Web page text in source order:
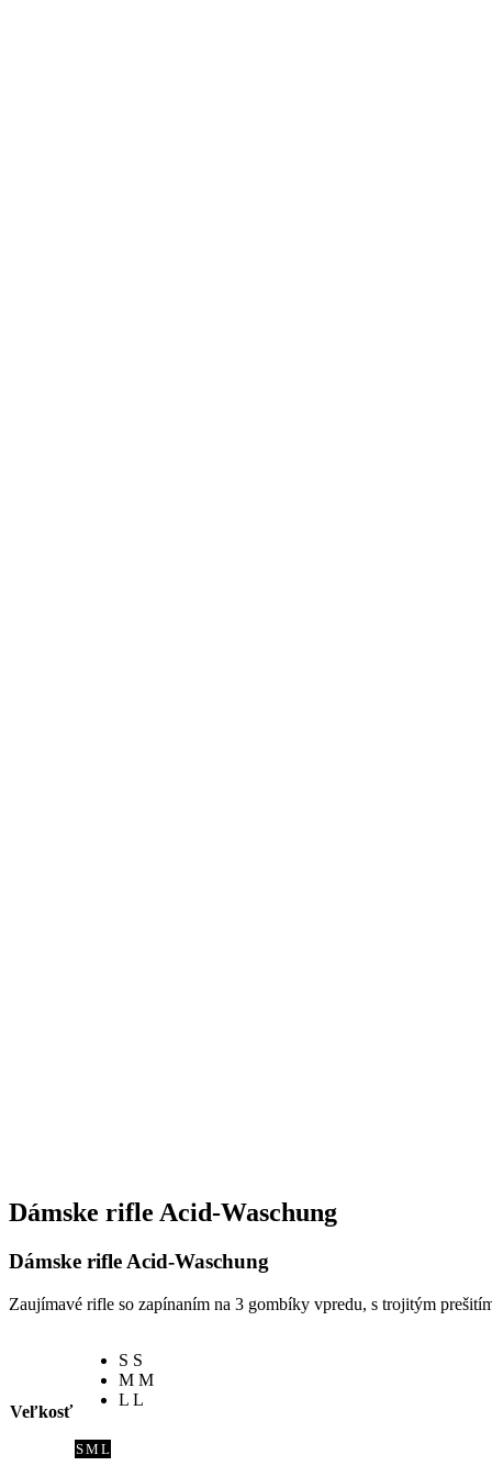
Dámske rifle Acid-Waschung
Dámske rifle Acid-Waschung
Zaujímavé rifle so zapínaním na 3 gombíky vpredu, s trojitým
Veľkosť
S S
M M
L L
SM L